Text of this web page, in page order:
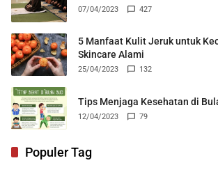
07/04/2023 427
5 Manfaat Kulit Jeruk untuk
Skincare Alami
25/04/2023 132
Tips Menjaga Kesehatan di
12/04/2023 79
Populer Tag